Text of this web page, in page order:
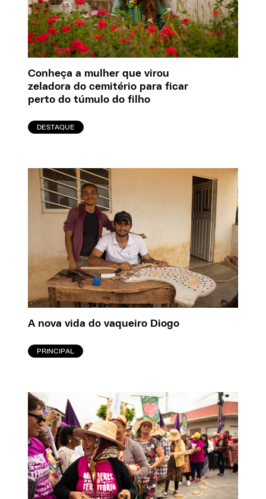
Conheça a mulher que virou
zeladora do cemitério para ficar
perto do túmulo do filho
DESTAQUE
A nova vida do vaqueiro Diogo
PRINCIPAL